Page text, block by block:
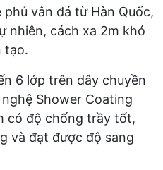
phủ vân đá từ Hàn Quốc,
nhiên, cách xa 2m khó
tạo.
6 lớp trên dây chuyền
Shower Coating
có độ chống trầy tốt,
và đạt được độ sang